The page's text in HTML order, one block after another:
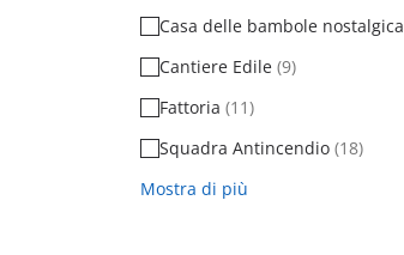
Casa delle bambole nostalgica
Cantiere Edile (9)
Fattoria (11)
Squadra Antincendio (18)
Mostra di più